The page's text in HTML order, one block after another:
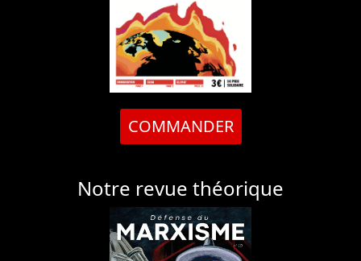
COMMANDER
Notre revue théorique